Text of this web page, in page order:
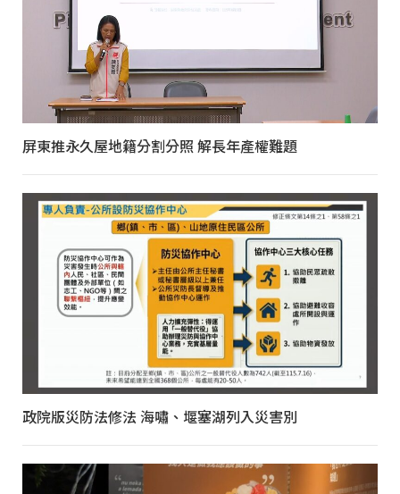
屏東推永久屋地籍分割分照 解長年產權難題
政院版災防法修法 海嘯、堰塞湖列入災害別